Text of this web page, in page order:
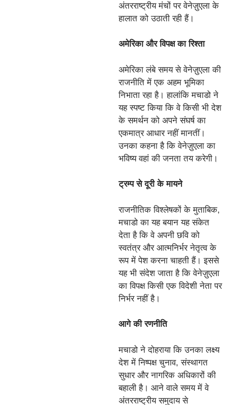
अंतरराष्ट्रीय मंचों पर वेनेज़ुएला के
हालात को उठाती रही हैं।
अमेरिका और विपक्ष का रिश्ता
अमेरिका लंबे समय से वेनेज़ुएला की
राजनीति में एक अहम भूमिका
निभाता रहा है। हालांकि मचाडो ने
यह स्पष्ट किया कि वे किसी भी देश
के समर्थन को अपने संघर्ष का
एकमात्र आधार नहीं मानतीं।
उनका कहना है कि वेनेज़ुएला का
भविष्य वहां की जनता तय करेगी।
ट्रम्प से दूरी के मायने
राजनीतिक विश्लेषकों के मुताबिक,
मचाडो का यह बयान यह संकेत
देता है कि वे अपनी छवि को
स्वतंत्र और आत्मनिर्भर नेतृत्व के
रूप में पेश करना चाहती हैं। इससे
यह भी संदेश जाता है कि वेनेज़ुएला
का विपक्ष किसी एक विदेशी नेता पर
निर्भर नहीं है।
आगे की रणनीति
मचाडो ने दोहराया कि उनका लक्ष्य
देश में निष्पक्ष चुनाव, संस्थागत
सुधार और नागरिक अधिकारों की
बहाली है। आने वाले समय में वे
अंतरराष्ट्रीय समुदाय से